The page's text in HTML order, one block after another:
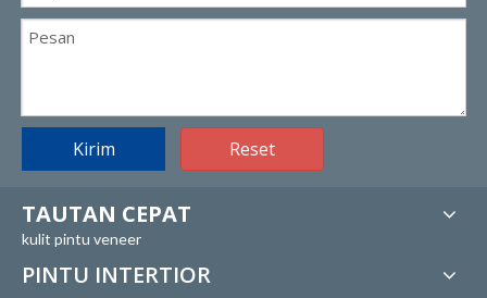
Kirim Reset
TAUTAN CEPAT
kulit pintu veneer
PINTU INTERTIOR